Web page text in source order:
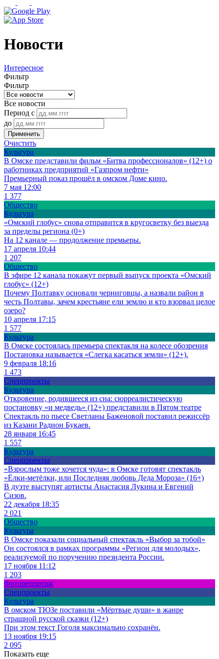
Новости
Интересное
Фильтр
Фильтр
Все новости
Период с
до
Применить
Очистить
Культура
В Омске представили фильм «Битва профессионалов» (12+) о
работниках предприятий «Газпром нефти»
Премьерный показ прошёл в омском Доме кино.
7 мая 12:00
1 377
Общество
Культура
«Омский глобус» снова отправится в кругосветку без выезда
за пределы региона (0+)
На 12 канале — продолжение премьеры.
17 апреля 10:44
1 207
Общество
В эфире 12 канала покажут первый выпуск проекта «Омский
глобус» (12+)
Почему Полтавку основали черниговцы, а назвали район в
честь Полтавы, зачем крестьяне ели землю и кто взорвал целое
озеро?
10 апреля 17:15
1 577
Культура
В Омске состоялась премьера спектакля на колесе обозрения
Постановка называется «Слегка касаться земли» (12+).
9 февраля 18:16
1 473
Спецпроекты
Культура
Откровение, родившееся из сна: сюрреалистическую
постановку «и медведь» (12+) представили в Пятом театре
Спектакль по пьесе Светланы Баженовой поставил режиссёр
из Казани Радион Букаев.
28 января 16:45
1 557
Культура
Спецпроекты
«Взрослым тоже хочется чуда»: в Омске готовят спектакль
«Ёлки-метёлки, или Последняя любовь Деда Мороза» (16+)
В дуэте выступят артисты Анастасия Лукина и Евгений
Сизов.
22 декабря 18:35
2 021
Общество
Культура
В Омске показали социальный спектакль «Выбор за тобой»
Он состоялся в рамках программы «Регион для молодых»,
реализуемой по поручению президента России.
17 ноября 11:12
1 203
Фоторепортаж
Спецпроекты
Культура
В омском ТЮЗе поставили «Мёртвые души» в жанре
страшной русской сказки (12+)
При этом текст Гоголя максимально сохранён.
13 ноября 19:15
2 095
Показать еще